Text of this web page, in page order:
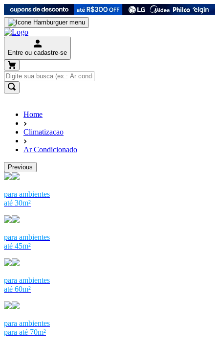
Entre ou cadastre-se
Home
Climatizacao
Ar Condicionado
Previous
para ambientes
até 30m²
para ambientes
até 45m²
para ambientes
até 60m²
para ambientes
para até 70m²